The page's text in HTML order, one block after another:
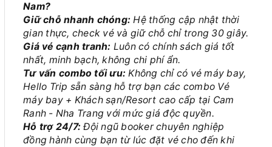
Nam?
Giữ chỗ nhanh chóng: Hệ thống cập nhật thời
gian thực, check vé và giữ chỗ chỉ trong 30 giây.
Giá vé cạnh tranh: Luôn có chính sách giá tốt
nhất, minh bạch, không chi phí ẩn.
Tư vấn combo tối ưu: Không chỉ có vé máy bay,
Hello Trip sẵn sàng hỗ trợ bạn các combo Vé
máy bay + Khách sạn/Resort cao cấp tại Cam
Ranh - Nha Trang với mức giá độc quyền.
Hỗ trợ 24/7: Đội ngũ booker chuyên nghiệp
đồng hành cùng bạn từ lúc đặt vé cho đến khi